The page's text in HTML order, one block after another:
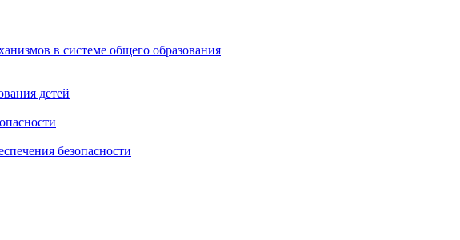
в системе общего образования
детей
безопасности